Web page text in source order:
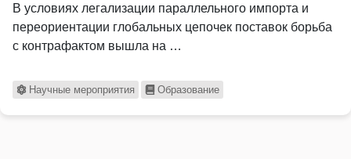
В условиях легализации параллельного импорта и
переориентации глобальных цепочек поставок борьба
с контрафактом вышла на …
Научные мероприятия Образование